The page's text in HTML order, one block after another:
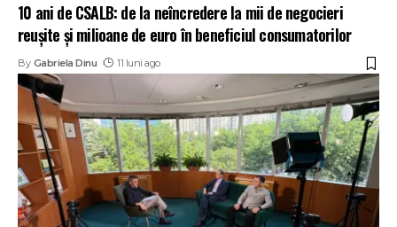
10 ani de CSALB: de la neîncredere la mii de negocieri
reușite și milioane de euro în beneficiul consumatorilor
By Gabriela Dinu 11 luni ago